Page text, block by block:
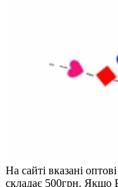
На сайті вказані
складає 500грн. Якщо